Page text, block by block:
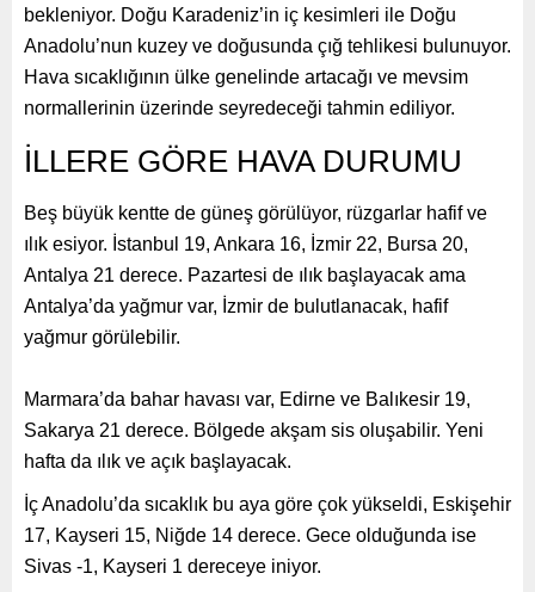
bekleniyor. Doğu Karadeniz’in iç kesimleri ile Doğu
Anadolu’nun kuzey ve doğusunda çığ tehlikesi bulunuyor.
Hava sıcaklığının ülke genelinde artacağı ve mevsim
normallerinin üzerinde seyredeceği tahmin ediliyor.
İLLERE GÖRE HAVA DURUMU
Beş büyük kentte de güneş görülüyor, rüzgarlar hafif ve
ılık esiyor. İstanbul 19, Ankara 16, İzmir 22, Bursa 20,
Antalya 21 derece. Pazartesi de ılık başlayacak ama
Antalya’da yağmur var, İzmir de bulutlanacak, hafif
yağmur görülebilir.
Marmara’da bahar havası var, Edirne ve Balıkesir 19,
Sakarya 21 derece. Bölgede akşam sis oluşabilir. Yeni
hafta da ılık ve açık başlayacak.
İç Anadolu’da sıcaklık bu aya göre çok yükseldi, Eskişehir
17, Kayseri 15, Niğde 14 derece. Gece olduğunda ise
Sivas -1, Kayseri 1 dereceye iniyor.